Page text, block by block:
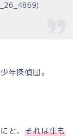
年探偵団。
と、それは生も